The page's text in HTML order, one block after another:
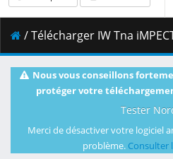
/ Télécharger IW Tna iMPECT Pact 7 11 2024
Nous vous conseillons
protéger votre
Tester
Merci de désactiver votre logiciel
problème. Consulter